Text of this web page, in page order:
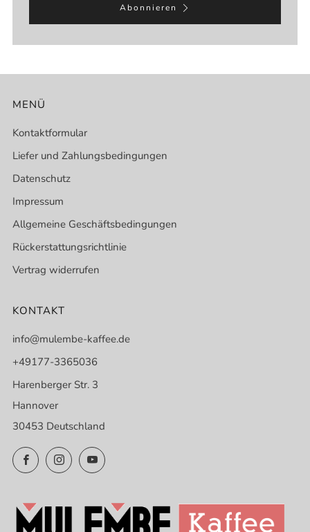
Abonnieren
MENÜ
Kontaktformular
Liefer und Zahlungsbedingungen
Datenschutz
Impressum
Allgemeine Geschäftsbedingungen
Rückerstattungsrichtlinie
Vertrag widerrufen
KONTAKT
info@mulembe-kaffee.de
+49177-3365036
Harenberger Str. 3
Hannover
30453 Deutschland
FacebookInstagramYouTube